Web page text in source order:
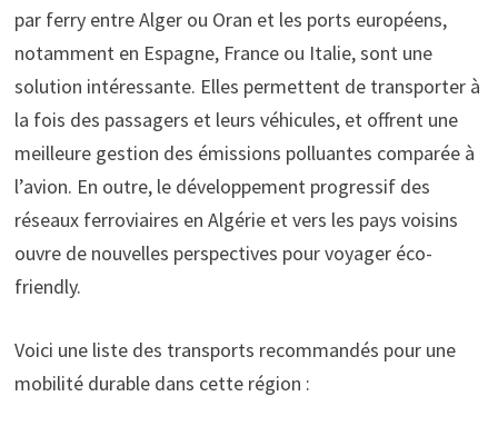
par ferry entre Alger ou Oran et les ports européens,
notamment en Espagne, France ou Italie, sont une
solution intéressante. Elles permettent de transporter à
la fois des passagers et leurs véhicules, et offrent une
meilleure gestion des émissions polluantes comparée à
l’avion. En outre, le développement progressif des
réseaux ferroviaires en Algérie et vers les pays voisins
ouvre de nouvelles perspectives pour voyager éco-
friendly.
Voici une liste des transports recommandés pour une
mobilité durable dans cette région :